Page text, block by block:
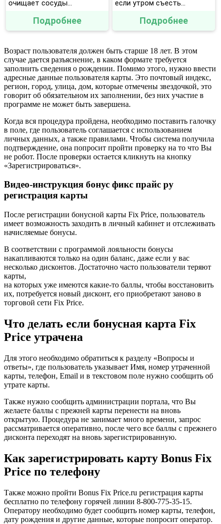
очищает сосуды...
Подробнее
если утром съесть...
Подробнее
Возраст пользователя должен быть старше 18 лет. В этом
случае дается разъяснение, в каком формате требуется
заполнить сведения о рождении. Помимо этого, нужно ввести
адресные данные пользователя карты. Это почтовый индекс,
регион, город, улица, дом, которые отмечены звездочкой, это
говорит об обязательном их заполнении, без них участие в
программе не может быть завершена.
Когда вся процедура пройдена, необходимо поставить галочку
в поле, где пользователь соглашается с использованием
личных данных, а также правилами. Чтобы система получила
подтверждение, она попросит пройти проверку на то что Вы
не робот. После проверки остается кликнуть на кнопку
«Зарегистрироваться».
Видео-инструкция бонус фикс прайс ру
регистрация карты
После регистрации бонусной карты Fix Price, пользователь
имеет возможность заходить в личный кабинет и отслеживать
начисляемые бонусы.
В соответствии с программой лояльности бонусы
накапливаются только на один баланс, даже если у вас
несколько дисконтов. Достаточно часто пользователи теряют
карты,
на которых уже имеются какие-то баллы, чтобы восстановить
их, потребуется новый дисконт, его приобретают заново в
торговой сети Fix Price.
Что делать если бонусная карта Fix
Price утрачена
Для этого необходимо обратиться к разделу «Вопросы и
ответы», где пользователь указывает Имя, номер утраченной
карты, телефон, Email и в текстовом поле нужно сообщить об
утрате карты.
Также нужно сообщить администрации портала, что Вы
желаете баллы с прежней карты перенести на вновь
открытую. Процедура не занимает много времени, запрос
рассматривается оперативно, после чего все баллы с прежнего
дисконта переходят на вновь зарегистрированную.
Как зарегистрировать карту Bonus Fix
Price по телефону
Также можно пройти Bonus Fix Price.ru регистрация карты
бесплатно по телефону горячей линии 8-800-775-35-15.
Оператору необходимо будет сообщить номер карты, телефон,
дату рождения и другие данные, которые попросит оператор.